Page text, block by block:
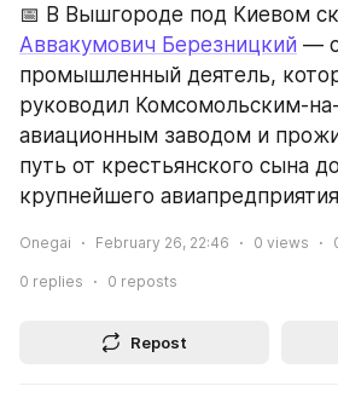
📅 В Вышгороде под Киевом
Аввакумович Березницкий —
промышленный деятель,
руководил Комсомольским-
авиационным заводом и
путь от крестьянского сына
крупнейшего
Onegai February 26, 22:46 0 views
0 replies 0 reposts
Repost